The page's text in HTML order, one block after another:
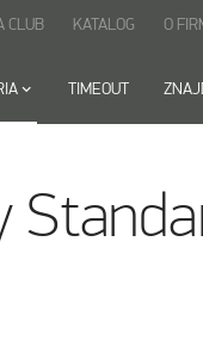
keyboard_arrow_down TIMEOUT
CLUB KATALOG O